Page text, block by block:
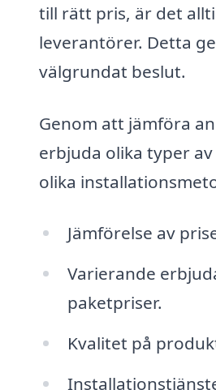
till rätt pris, är det
leverantörer. Detta
välgrundat beslut.
Genom att jämföra
erbjuda olika typer
olika
Jämförelse av
Varierande
paketpriser.
Kvalitet på